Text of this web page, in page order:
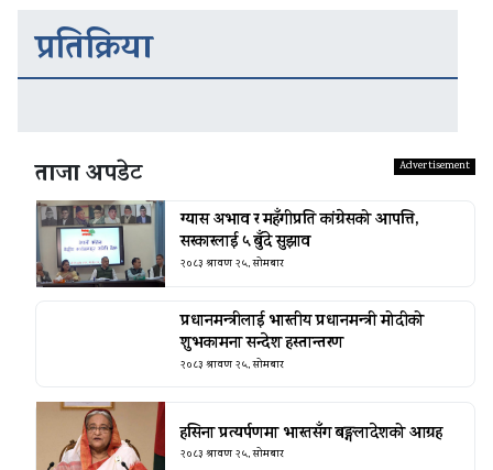
प्रतिक्रिया
ताजा अपडेट
ग्यास अभाव र महँगीप्रति कांग्रेसको आपत्ति,
सरकारलाई ५ बुँदे सुझाव
२०८३ श्रावण २५, सोमबार
प्रधानमन्त्रीलाई भारतीय प्रधानमन्त्री मोदीको
शुभकामना सन्देश हस्तान्तरण
२०८३ श्रावण २५, सोमबार
हसिना प्रत्यर्पणमा भारतसँग बङ्गलादेशको आग्रह
२०८३ श्रावण २५, सोमबार